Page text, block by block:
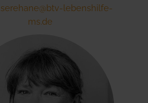
lebenshilfe-
ms.de